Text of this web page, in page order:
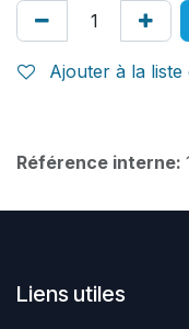
Ajouter à la liste
Référence interne:
Liens utiles